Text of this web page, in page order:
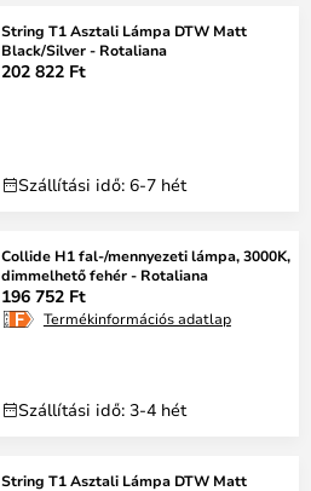
String T1 Asztali Lámpa DTW Matt
Black/Silver - Rotaliana
202 822 Ft
Szállítási idő: 6-7 hét
Collide H1 fal-/mennyezeti lámpa, 3000K,
dimmelhető fehér - Rotaliana
196 752 Ft
Termékinformációs adatlap
Szállítási idő: 3-4 hét
String T1 Asztali Lámpa DTW Matt